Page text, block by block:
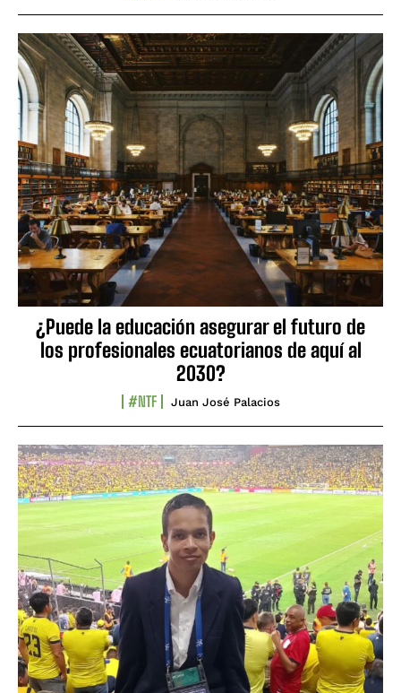
¿Puede la educación asegurar el futuro de
los profesionales ecuatorianos de aquí al
2030?
#NTF Juan José Palacios